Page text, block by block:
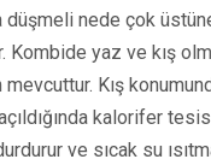
düşmeli nede çok
Kombide yaz ve kış
Kış
kalorifer
ve sıcak su